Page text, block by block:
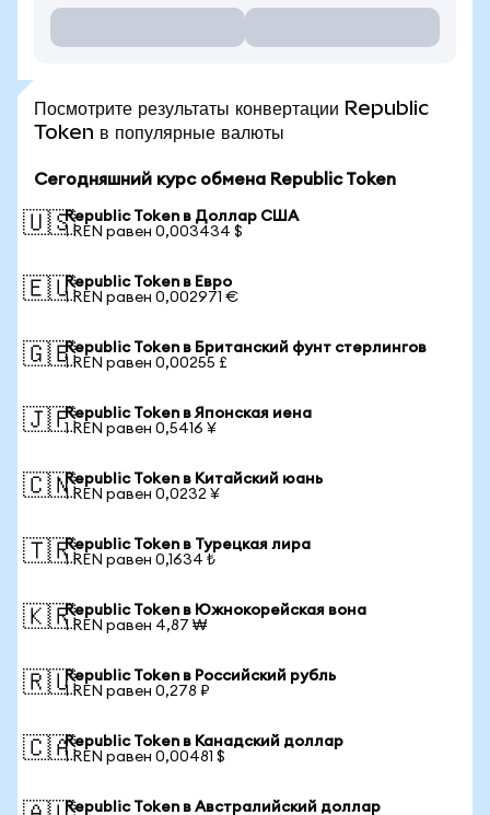
Посмотрите результаты конвертации Republic
Token в популярные валюты
Сегодняшний курс обмена Republic Token
🇺🇸Republic Token в Доллар США
1 REN равен 0,003434 $
🇪🇺Republic Token в Евро
1 REN равен 0,002971 €
🇬🇧Republic Token в Британский фунт стерлингов
1 REN равен 0,00255 £
🇯🇵Republic Token в Японская иена
1 REN равен 0,5416 ¥
🇨🇳Republic Token в Китайский юань
1 REN равен 0,0232 ¥
🇹🇷Republic Token в Турецкая лира
1 REN равен 0,1634 ₺
🇰🇷Republic Token в Южнокорейская вона
1 REN равен 4,87 ₩
🇷🇺Republic Token в Российский рубль
1 REN равен 0,278 ₽
🇨🇦Republic Token в Канадский доллар
1 REN равен 0,00481 $
Republic Token в Австралийский доллар